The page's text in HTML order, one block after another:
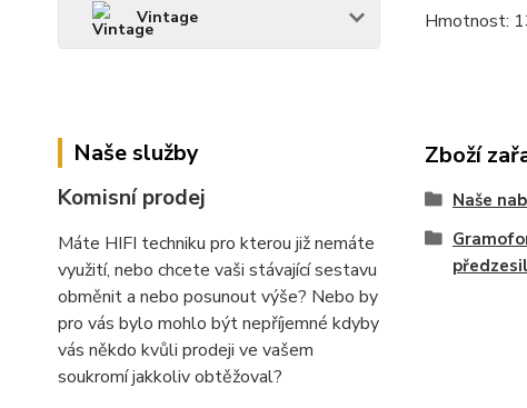
Vintage
Naše služby
Komisní prodej
Máte HIFI techniku pro kterou již nemáte
využití, nebo chcete vaši stávající sestavu
obměnit a nebo posunout výše? Nebo by
pro vás bylo mohlo být nepříjemné kdyby
vás někdo kvůli prodeji ve vašem
soukromí jakkoliv obtěžoval?
Hmotnost:
Zboží
Naše